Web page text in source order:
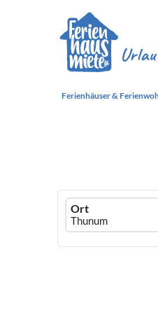
Ferienhäuser &
Ferienhausmiete
logo
Ort